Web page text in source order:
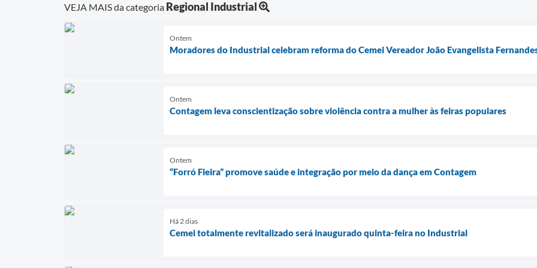
VEJA MAIS da categoria Regional Industrial
Ontem
Moradores do Industrial celebram reforma do Cemei Vereador João Evangelista
Ontem
Contagem leva conscientização sobre violência contra a mulher às feiras populares
Ontem
“Forró Fieira” promove saúde e integração por meio da dança em Contagem
Há 2 dias
Cemei totalmente revitalizado será inaugurado quinta-feira no Industrial